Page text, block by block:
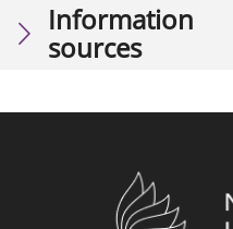
Information
sources